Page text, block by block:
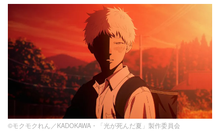
©モクモクれん／KADOKAWA・「光が死んだ夏」製作委員会